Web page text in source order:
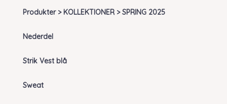
Produkter > KOLLEKTIONER > SPRING 2025
Nederdel
Strik Vest blå
Sweat